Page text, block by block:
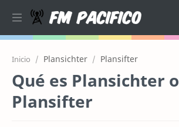
Inicio Plansichter Plansifter
Qué es Plansichter o
Plansifter